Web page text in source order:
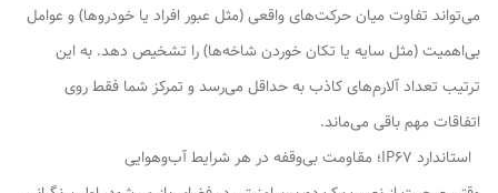
می‌تواند تفاوت میان حرکت‌های واقعی (مثل عبور افراد یا خودروها) و عوامل
بی‌اهمیت (مثل سایه یا تکان خوردن شاخه‌ها) را تشخیص دهد. به این
ترتیب تعداد آلارم‌های کاذب به حداقل می‌رسد و تمرکز شما فقط روی
اتفاقات مهم باقی می‌ماند.
استاندارد IP67؛ مقاومت بی‌وقفه در هر شرایط آب‌وهوایی